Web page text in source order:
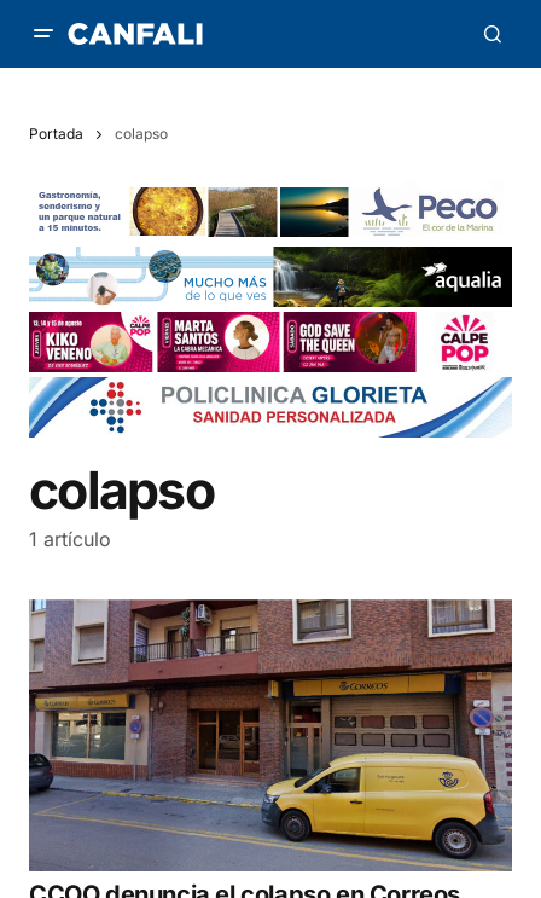
Portada colapso
colapso
1 artículo